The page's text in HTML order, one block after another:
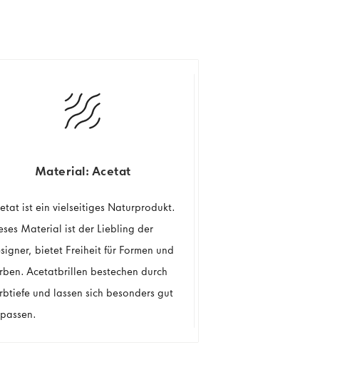
Material: Acetat
ist ein vielseitiges Naturprodukt.
Material ist der Liebling der
bietet Freiheit für Formen und
Acetatbrillen bestechen durch
und lassen sich besonders gut